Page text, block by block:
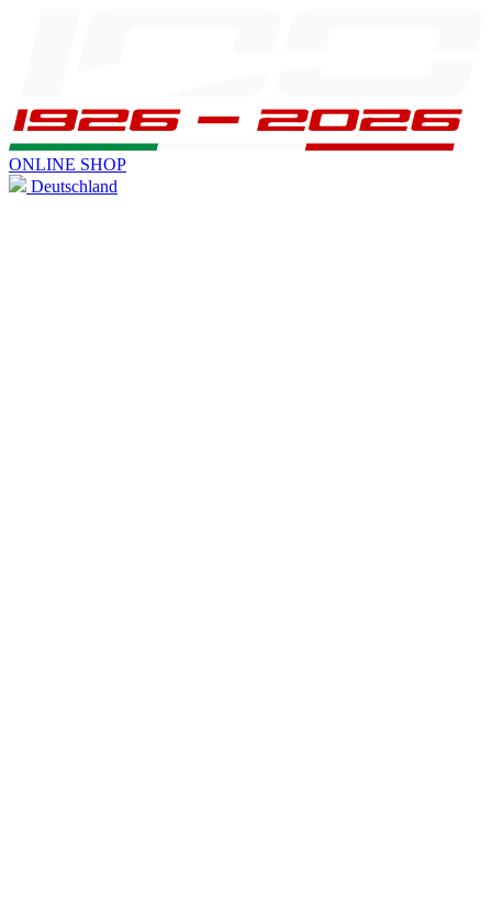
ONLINE SHOP
Deutschland